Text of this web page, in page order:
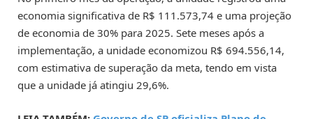
economia significativa de R$ 111.573,74 e uma projeção
de economia de 30% para 2025. Sete meses após a
implementação, a unidade economizou R$ 694.556,14,
com estimativa de superação da meta, tendo em vista
que a unidade já atingiu 29,6%.